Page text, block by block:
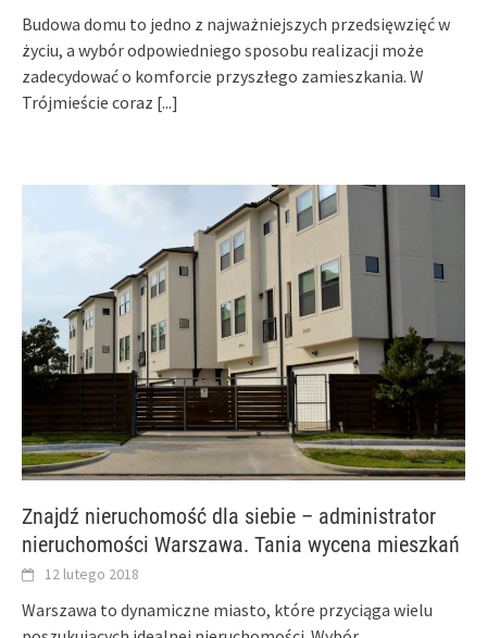
Budowa domu to jedno z najważniejszych przedsięwzięć w
życiu, a wybór odpowiedniego sposobu realizacji może
zadecydować o komforcie przyszłego zamieszkania. W
Trójmieście coraz [...]
Znajdź nieruchomość dla siebie – administrator
nieruchomości Warszawa. Tania wycena mieszkań
12 lutego 2018
Warszawa to dynamiczne miasto, które przyciąga wielu